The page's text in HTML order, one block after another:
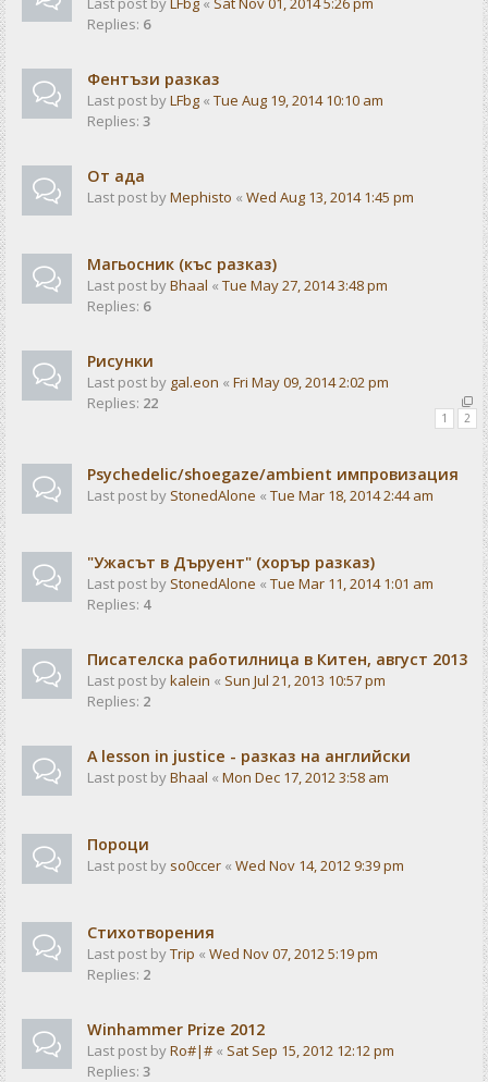
Replies: 6
Фентъзи разказ
Last post byLFbg « Tue Aug 19, 2014 10:10 am
Replies: 3
От ада
Last post byMephisto « Wed Aug 13, 2014 1:45 pm
Магьосник (къс разказ)
Last post byBhaal « Tue May 27, 2014 3:48 pm
Replies: 6
Рисунки
Last post by gal.eon « Fri May 09, 2014 2:02 pm
Replies: 22
1 2
Psychedelic/shoegaze/ambient импровизация
Last post by StonedAlone « Tue Mar 18, 2014 2:44 am
"Ужасът в Дъруент" (хорър разказ)
Last post by StonedAlone « Tue Mar 11, 2014 1:01 am
Replies: 4
Писателска работилница в Китен, август 2013
Last post bykalein « Sun Jul 21, 2013 10:57 pm
Replies: 2
A lesson in justice - разказ на английски
Last post byBhaal « Mon Dec 17, 2012 3:58 am
Пороци
Last post by so0ccer « Wed Nov 14, 2012 9:39 pm
Стихотворения
Last post byTrip « Wed Nov 07, 2012 5:19 pm
Replies: 2
Winhammer Prize 2012
Last post byRo#|# « Sat Sep 15, 2012 12:12 pm
Replies: 3